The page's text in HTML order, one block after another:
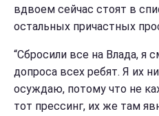
вдвоем сейчас стоят в
остальных причастных
“Сбросили все на Влада, я
допроса всех ребят. Я их
осуждаю, потому что не
тот прессинг, их же там